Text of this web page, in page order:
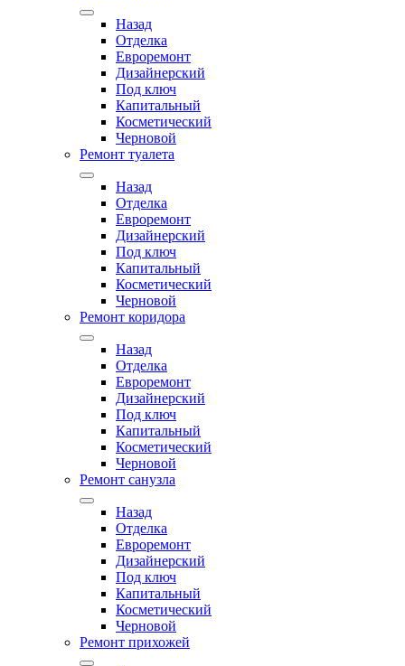
Назад
Отделка
Евроремонт
Дизайнерский
Под ключ
Капитальный
Косметический
Черновой
Ремонт туалета
Назад
Отделка
Евроремонт
Дизайнерский
Под ключ
Капитальный
Косметический
Черновой
Ремонт коридора
Назад
Отделка
Евроремонт
Дизайнерский
Под ключ
Капитальный
Косметический
Черновой
Ремонт санузла
Назад
Отделка
Евроремонт
Дизайнерский
Под ключ
Капитальный
Косметический
Черновой
Ремонт прихожей